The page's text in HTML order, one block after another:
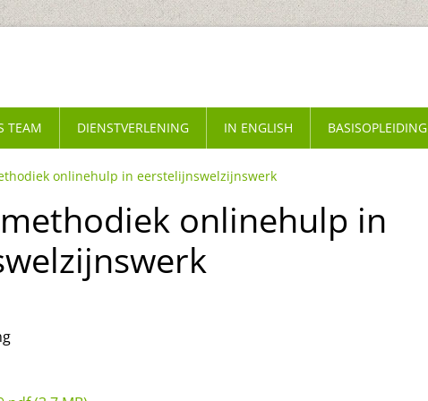
onlinehulp in eerstelijnswelzijnswerk
onlinehulp in
TEAM DIENSTVERLENING IN ENGLISH BASISOPLEIDING